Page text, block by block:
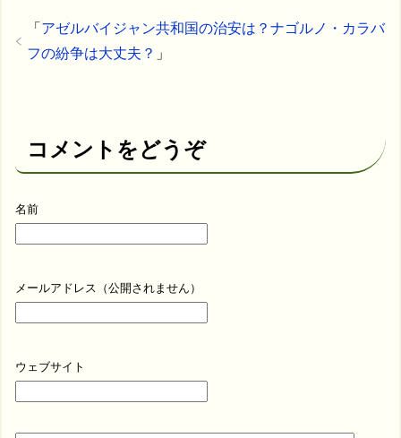
「 アゼルバイジャン共和国の治安は？ナゴルノ・カラバ
フの紛争は大丈夫？ 」
コメントをどうぞ
名前
メールアドレス（公開されません）
ウェブサイト